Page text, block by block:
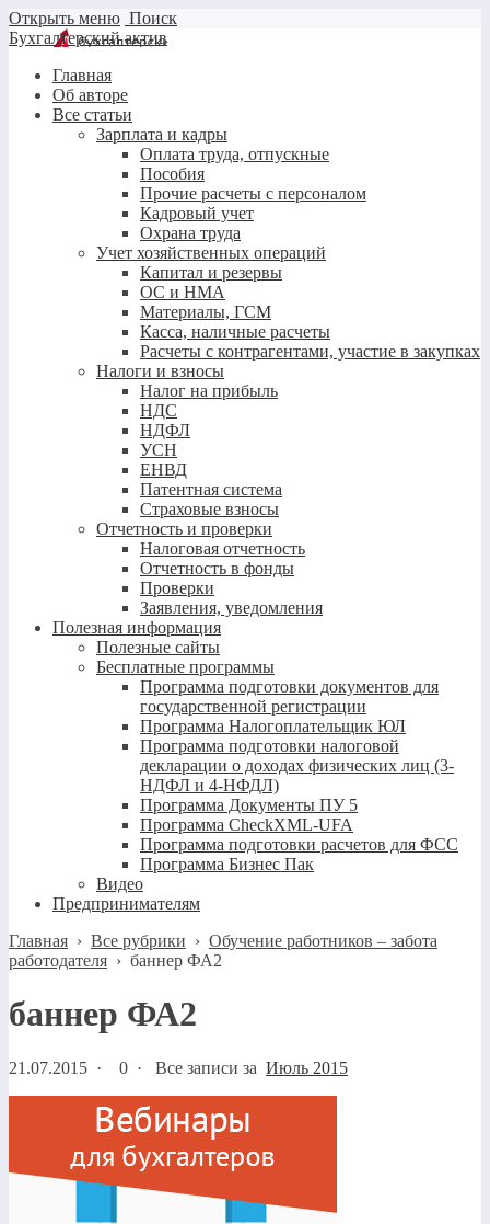
Открыть меню Поиск
Бухгалтерский актив
Главная
Об авторе
Все статьи
Зарплата и кадры
Оплата труда, отпускные
Пособия
Прочие расчеты с персоналом
Кадровый учет
Охрана труда
Учет хозяйственных операций
Капитал и резервы
ОС и НМА
Материалы, ГСМ
Касса, наличные расчеты
Расчеты с контрагентами, участие в закупках
Налоги и взносы
Налог на прибыль
НДС
НДФЛ
УСН
ЕНВД
Патентная система
Страховые взносы
Отчетность и проверки
Налоговая отчетность
Отчетность в фонды
Проверки
Заявления, уведомления
Полезная информация
Полезные сайты
Бесплатные программы
Программа подготовки документов для
государственной регистрации
Программа Налогоплательщик ЮЛ
Программа подготовки налоговой
декларации о доходах физических лиц (3-
НДФЛ и 4-НФДЛ)
Программа Документы ПУ 5
Программа CheckXML-UFA
Программа подготовки расчетов для ФСС
Программа Бизнес Пак
Видео
Предпринимателям
Главная › Все рубрики › Обучение работников – забота
работодателя › баннер ФА2
баннер ФА2
21.07.2015 · 0 · Все записи за Июль 2015